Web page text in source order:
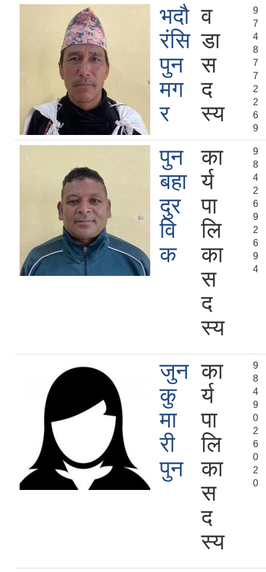
भदौ
रंसि
पुन
मग
र
व
डा
स
द
स्य
9
7
4
8
7
7
2
2
6
9
पुन
बहा
दुर
वि
क
का
र्य
पा
लि
का
स
द
स्य
9
8
4
2
6
9
2
6
9
4
जुन
कु
मा
री
पुन
का
र्य
पा
लि
का
स
द
स्य
9
8
4
9
0
2
6
0
2
0